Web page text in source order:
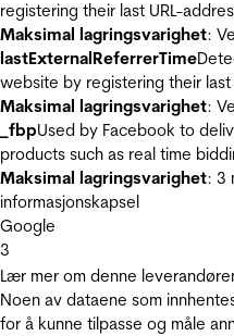
registering their last URL-
Maksimal lagringsvarighet:
lastExternalReferrerTime
website by registering their last
Maksimal lagringsvarighet:
_fbpUsed by Facebook to
products such as real time
Maksimal lagringsvarighet: 3
informasjonskapsel
Google
3
Lær mer om denne
Noen av dataene som
for å kunne tilpasse og måle